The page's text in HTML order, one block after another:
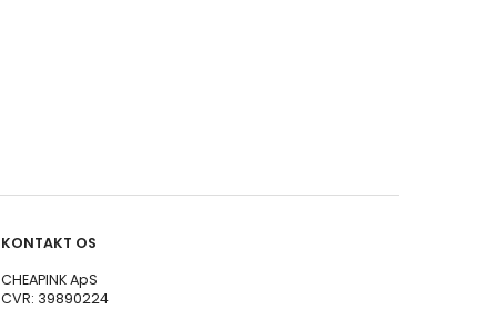
KONTAKT OS
CHEAPINK ApS
CVR: 39890224